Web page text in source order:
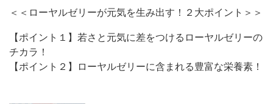
＜＜ローヤルゼリーが元気を生み出す！２大ポイント＞＞
【ポイント１】若さと元気に差をつけるローヤルゼリーの
チカラ！
【ポイント２】ローヤルゼリーに含まれる豊富な栄養素！